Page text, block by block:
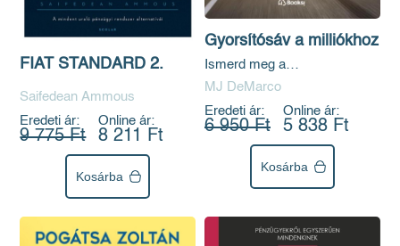
FIAT STANDARD 2.
Saifedean Ammous
Eredeti ár:
9 775 Ft
Online ár:
8 211 Ft
Kosárba
Gyorsítósáv a milliókhoz
Ismerd meg a
meggazdagodás titkát, és
MJ DeMarco
Eredeti ár:
6 950 Ft
Online ár:
5 838 Ft
Kosárba